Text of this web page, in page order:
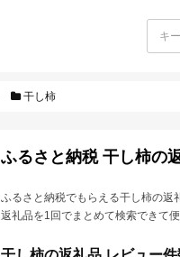
干し柿
ふるさと納税 干し柿の
ふるさと納税でもらえる干し柿の返
返礼品を1回でまとめて検索できて便